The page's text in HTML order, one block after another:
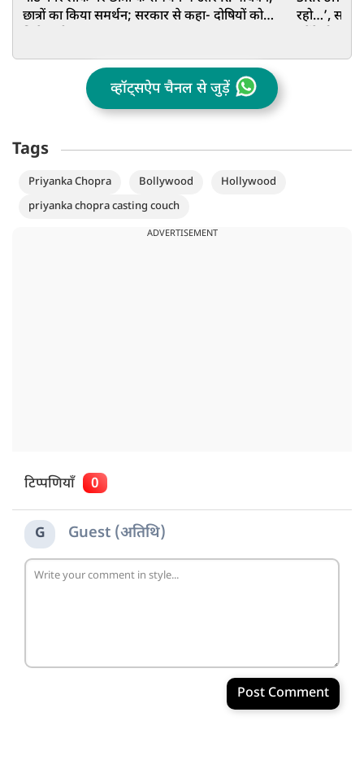
छात्रों का किया समर्थन; सरकार से कहा- दोषियों को
रहो…’,
व्हॉट्सऐप चैनल से जुड़ें
Tags
Priyanka Chopra Bollywood
Hollywood
priyanka chopra casting couch
ADVERTISEMENT
टिप्पणियाँ 0
G Guest (अतिथि)
Post Comment